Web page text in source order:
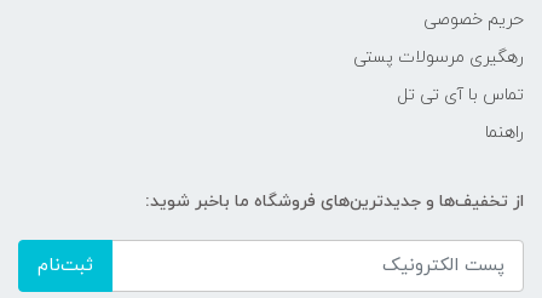
حریم خصوصی
رهگیری مرسولات پستی
تماس با آی تی تل
راهنما
از تخفیف‌ها و جدیدترین‌های فروشگاه ما باخبر شوید:
ثبت‌نام